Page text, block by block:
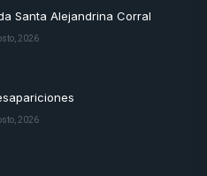
Santa Alejandrina Corral
2026
2026